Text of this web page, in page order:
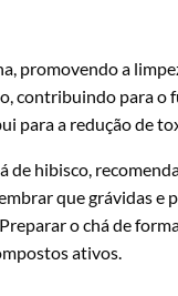
promovendo a
contribuindo para o
para a redução de
hibisco,
que grávidas e
o chá de
ativos.